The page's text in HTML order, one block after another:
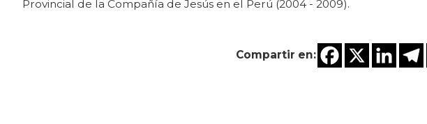
Provincial de la Compañía de Jesús en el Perú (2004 - 2009).
Compartir en: